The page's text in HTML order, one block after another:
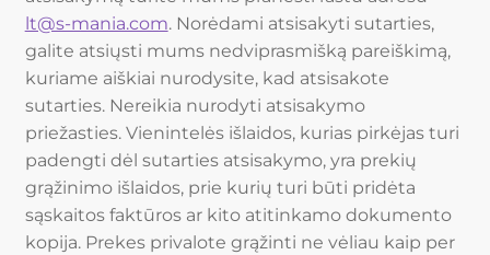
lt@s-mania.com. Norėdami atsisakyti sutarties,
galite atsiųsti mums nedviprasmišką pareiškimą,
kuriame aiškiai nurodysite, kad atsisakote
sutarties. Nereikia nurodyti atsisakymo
priežasties. Vienintelės išlaidos, kurias pirkėjas turi
padengti dėl sutarties atsisakymo, yra prekių
grąžinimo išlaidos, prie kurių turi būti pridėta
sąskaitos faktūros ar kito atitinkamo dokumento
kopija. Prekes privalote grąžinti ne vėliau kaip per